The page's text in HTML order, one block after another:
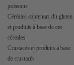
poissons
Céréales contenant du gluten
et produits à base de ces
céréales
Crustacés et produits à base
de crustacés